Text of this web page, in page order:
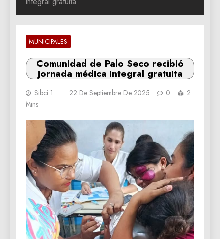
MUNICIPALES
Comunidad de Palo Seco recibió
jornada médica integral gratuita
Sibci 1 22 De Septiembre De 2025 0
2
Mins